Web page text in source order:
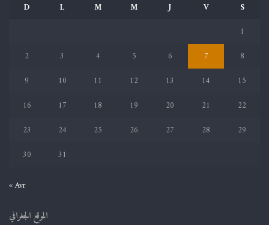
D
L M M J V
S
1
2
3 4 5 6 7
8
9
10 11 12 13 14
15
16
17 18 19 20 21
22
23
24 25 26 27 28
29
30
31
« Avr
الموقع الجغرافي